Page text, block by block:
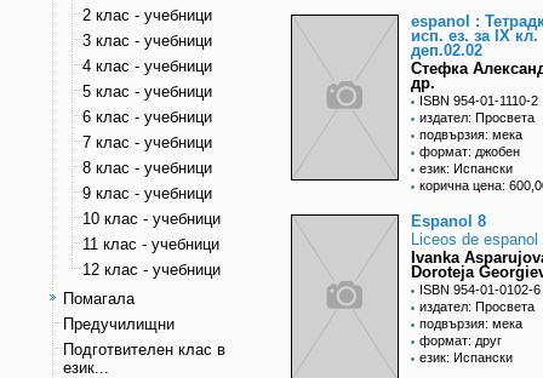
2 клас - учебници
3 клас - учебници
4 клас - учебници
5 клас - учебници
6 клас - учебници
7 клас - учебници
8 клас - учебници
9 клас - учебници
10 клас - учебници
11 клас - учебници
12 клас - учебници
Помагала
Предучилищни
Подготвителен клас в
език...
espanol :
исп. ез. за IX кл.
деп.02.02
Стефка
др.
ISBN 954-01-1110-2
издател: Просвета
подвързия: мека
формат: джобен
език: Испански
корична цена:
Espanol 8
Liceos de espanol
Ivanka
Doroteja
ISBN 954-01-0102-6
издател: Просвета
подвързия: мека
формат: друг
език: Испански